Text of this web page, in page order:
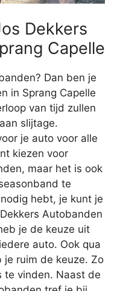
Dekkers
Capelle
Dan ben je
in Sprang Capelle
van tijd zullen
slijtage.
je auto voor alle
kiezen voor
maar het is ook
te
hebt, je kunt je
Autobanden
je de keuze uit
auto. Ook qua
je ruim de keuze. Zo
te vinden. Naast de